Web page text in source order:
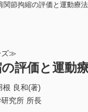
関節拘縮の評価と運動療
ズ≫
評価と運動
根 良和(著)
究所 所長